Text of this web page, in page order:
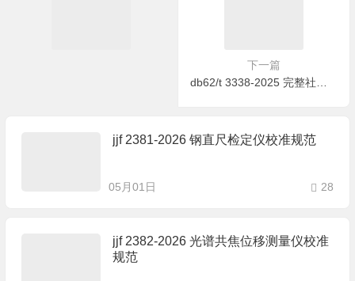
下一篇
jjf 2381-2026 钢直尺检定仪校准规范
05月01日 28
jjf 2382-2026 光谱共焦位移测量仪校准
规范